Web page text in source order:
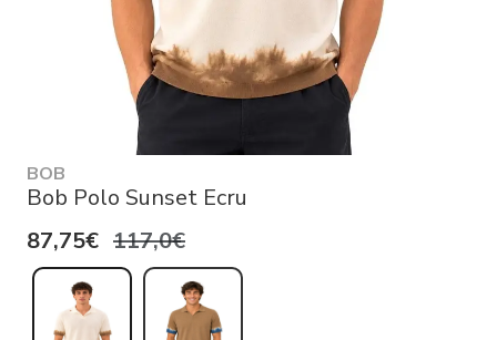
BOB
Bob Polo Sunset Ecru
87,75€ 117,0€